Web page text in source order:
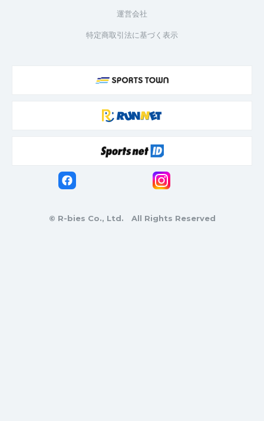
運営会社
特定商取引法に基づく表示
© R-bies Co., Ltd. All Rights Reserved